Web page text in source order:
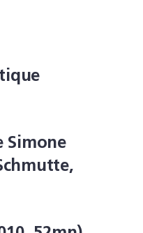
Simone